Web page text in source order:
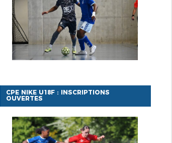
CPE NIKE U18F : INSCRIPTIONS
OUVERTES